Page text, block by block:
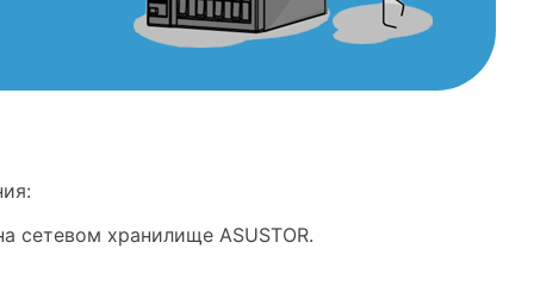
сетевом хранилище ASUSTOR.